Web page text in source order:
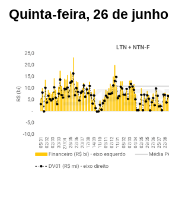
Quinta-feira, 26 de junho